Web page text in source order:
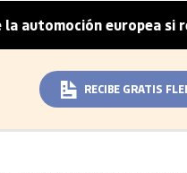
europea si
RECIBE GRATIS